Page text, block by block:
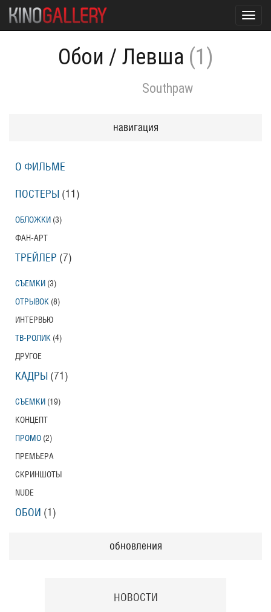
Обои / Левша (1)
Southpaw
навигация
О ФИЛЬМЕ
ПОСТЕРЫ (11)
ОБЛОЖКИ (3)
ФАН-АРТ
ТРЕЙЛЕР (7)
СЪЕМКИ (3)
ОТРЫВОК (8)
ИНТЕРВЬЮ
ТВ-РОЛИК (4)
ДРУГОЕ
КАДРЫ (71)
СЪЕМКИ (19)
КОНЦЕПТ
ПРОМО (2)
ПРЕМЬЕРА
СКРИНШОТЫ
NUDE
ОБОИ (1)
обновления
НОВОСТИ